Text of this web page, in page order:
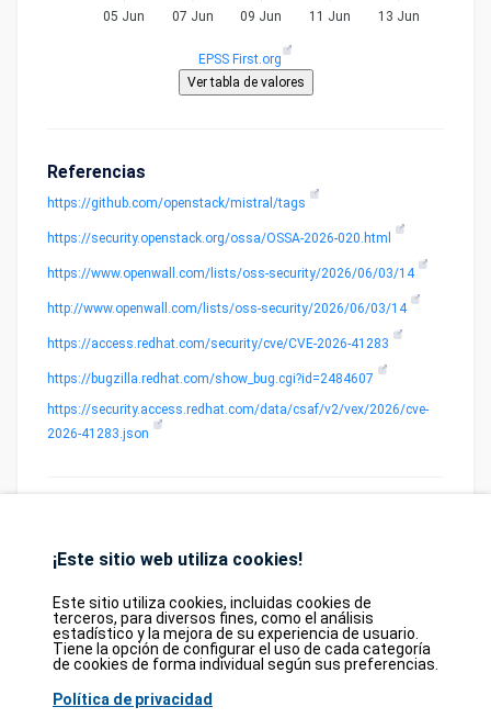
05 Jun 07 Jun 09 Jun 11 Jun 13 Jun
EPSS First.org
Referencias
https://github.com/openstack/mistral/tags
https://security.openstack.org/ossa/OSSA-2026-020.html
https://www.openwall.com/lists/oss-security/2026/06/03/14
http://www.openwall.com/lists/oss-security/2026/06/03/14
https://access.redhat.com/security/cve/CVE-2026-41283
https://bugzilla.redhat.com/show_bug.cgi?id=2484607
https://security.access.redhat.com/data/csaf/v2/vex/2026/cve-
2026-41283.json
2026© tesweb SA,bexxo Cyber Security
Database
Partners
GDPR Contact Purchase
La información presentada en CVE Find proviene de varias fuentes de
¡Este sitio web utiliza cookies!
Este sitio utiliza cookies, incluidas cookies de
terceros, para diversos fines, como el análisis
estadístico y la mejora de su experiencia de usuario.
Tiene la opción de configurar el uso de cada categoría
de cookies de forma individual según sus preferencias.
Política de privacidad